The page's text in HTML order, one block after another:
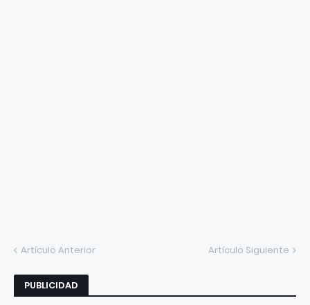
Artículo Anterior Artículo Siguiente
PUBLICIDAD